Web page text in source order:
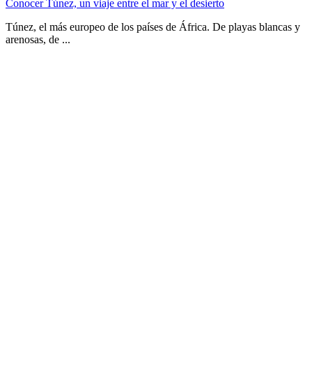
Conocer Túnez, un viaje entre el mar y el desierto
Túnez, el más europeo de los países de África. De playas blancas y
arenosas, de ...